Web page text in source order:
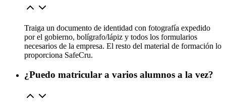
Traiga un documento de identidad con fotografía expedido
por el gobierno, bolígrafo/lápiz y todos los formularios
necesarios de la empresa. El resto del material de formación lo
proporciona SafeCru.
¿Puedo matricular a varios alumnos a la vez?